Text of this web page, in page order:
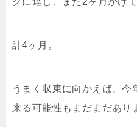
計4ヶ月。
うまく収束に向かえば、今
来る可能性もまだまだあり